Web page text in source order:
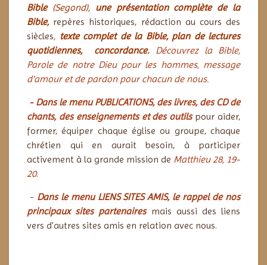
Bible (Segond), uneprésentation complète de la
Bible, repères historiques, rédaction au cours des
siècles, texte complet de la Bible, plan de lectures
quotidiennes,concordance. Découvrez la Bible,
Parole de notre Dieu pour les hommes, message
d'amour et de pardon pour chacun de nous.
- Dans le menu PUBLICATIONS, des livres, des CD de
chants, des enseignements et des outilspour aider,
former, équiper chaque église ou groupe, chaque
chrétien qui en aurait besoin, à participer
activement à la grande mission de Matthieu 28, 19-
20.
- Dans le menu LIENS SITES AMIS, le rappel de nos
principaux sites partenaires mais aussi des liens
vers d'autres sites amis en relation avec nous.